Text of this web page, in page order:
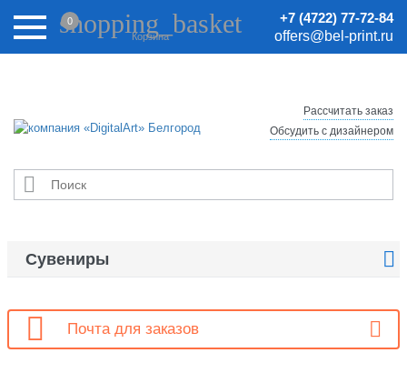
Внимание! Цены на сайте могут быть неактуальными.
Актуальные цены уточняйте у менеджеров.
+7 (4722) 77-72-84
offers@bel-print.ru
shopping_basket
Корзина
0

Рассчитать заказ
Обсудить с дизайнером
Сувениры 
 Почта для заказов